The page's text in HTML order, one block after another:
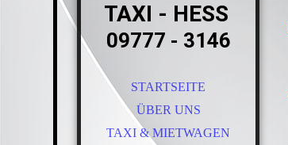
TAXI - HESS
09777 - 3146
STARTSEITE
ÜBER UNS
TAXI & MIETWAGEN